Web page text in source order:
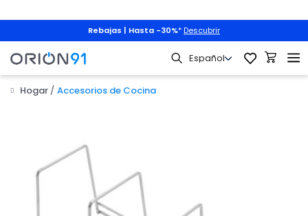
Rebajas | Hasta -30%* Descubrir
Hogar Accesorios de Cocina